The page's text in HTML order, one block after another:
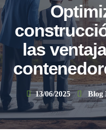
las
13/06/2025 Blog